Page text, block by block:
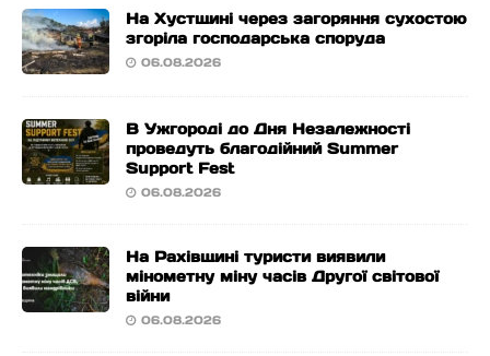
На Хустщині через загоряння сухостою
згоріла господарська споруда
06.08.2026
В Ужгороді до Дня Незалежності
проведуть благодійний Summer
Support Fest
06.08.2026
На Рахівщині туристи виявили
мінометну міну часів Другої світової
війни
06.08.2026